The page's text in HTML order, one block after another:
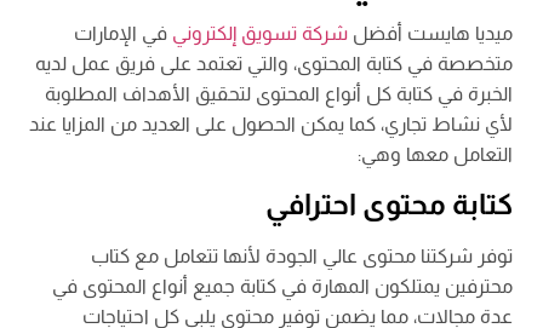
ميديا هايست أفضل شركة تسويق إلكتروني في الإمارات
متخصصة في كتابة المحتوى، والتي تعتمد على فريق عمل لديه
الخبرة في كتابة كل أنواع المحتوى لتحقيق الأهداف المطلوبة
لأي نشاط تجاري، كما يمكن الحصول على العديد من المزايا عند
التعامل معها وهي:
كتابة محتوى احترافي
توفر شركتنا محتوى عالي الجودة لأنها تتعامل مع كتاب
محترفين يمتلكون المهارة في كتابة جميع أنواع المحتوى في
عدة مجالات، مما يضمن توفير محتوى يلبي كل احتياجات